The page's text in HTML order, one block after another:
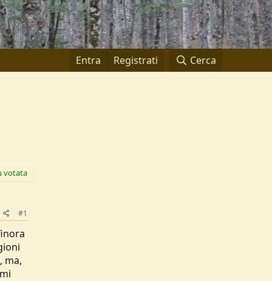
Entra Registrati Cerca
votata
#1
ma,